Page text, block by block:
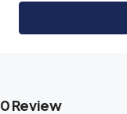
0 Review